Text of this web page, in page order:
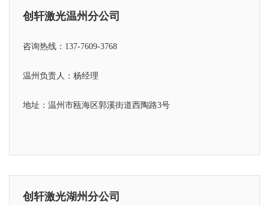
创轩激光温州分公司
咨询热线：137-7609-3768
温州负责人：杨经理
地址：温州市瓯海区郭溪街道西陶路3号
创轩激光湖州分公司